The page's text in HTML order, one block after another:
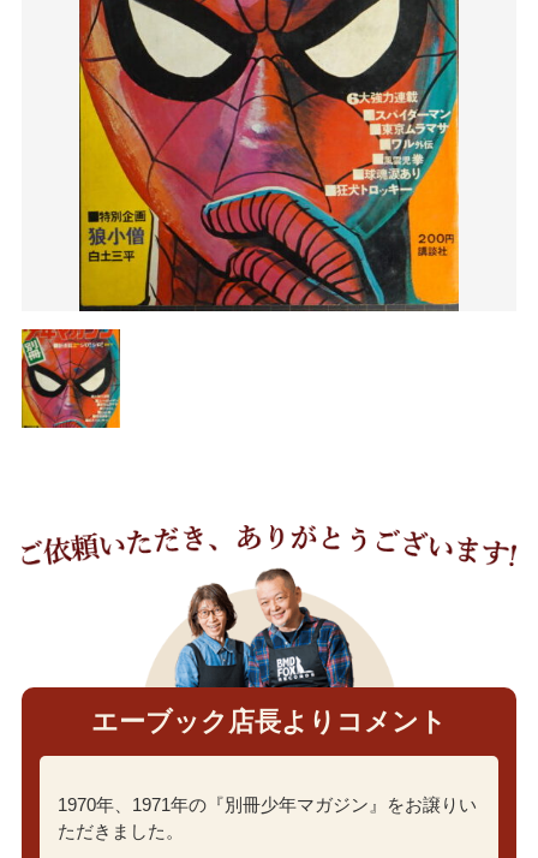
エーブック店長よりコメント
1970年、1971年の『別冊少年マガジン』をお譲りい
ただきました。